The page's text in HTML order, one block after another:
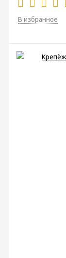
В избранное